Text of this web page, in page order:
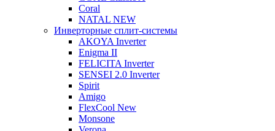
Coral
NATAL NEW
Инверторные сплит-системы
AKOYA Inverter
Enigma II
FELICITA Inverter
SENSEI 2.0 Inverter
Spirit
Amigo
FlexCool New
Monsone